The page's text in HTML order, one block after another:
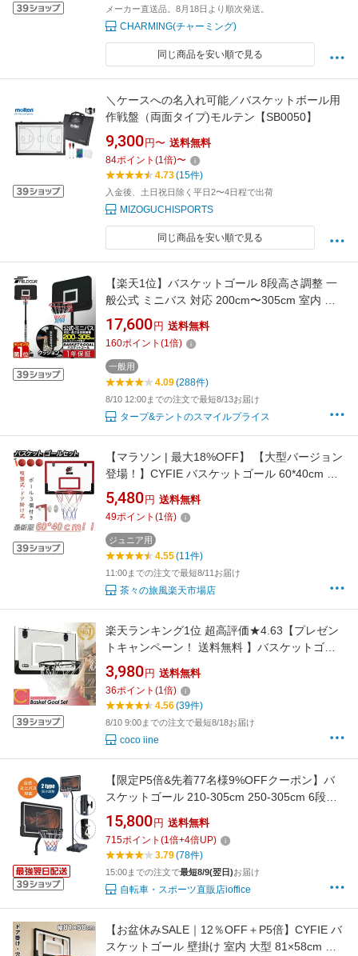
メーカー直送品。8月18日より順次発送。
CHARMING(チャーミング)
同じ商品を安い順で見る
＼ケースへの名入れ可能／バスケットボール用
作戦盤（両面タイプ)モルテン【SB0050】
9,300 円〜 送料無料
84ポイント (1倍)〜
4.73(15件)
入金後、土日祝日除く平日2〜4日程で出荷
MIZOGUCHISPORTS
同じ商品を安い順で見る
【楽天1位】バスケットゴール 8段高さ調整 一
般公式 ミニバス 対応 200cm〜305cm 室内 屋
外 家庭用 移動式 練習用 公式サイズ リング
45cm バスケットボール ミニバスケット バスケ
ゴール 5号 6号 7号 高さ8段階調節タイプ
FIELDOOR 1年保証 ■[送料無料]
17,600 円 送料無料
160ポイント (1倍)
一般用
4.09(288件)
8/10 12:00までの注文で最短8/13お届け
タープ&テントのスマイルプライス
【マラソン | 最大18%OFF】 【大型バージョン
登場！】CYFIE バスケットゴール 60*40cm 室
内 子供用 おもちゃ 屋外 家庭用 吸盤式&ドア掛
け式 子供 ミニ ボール3個 スポーツ おもちゃ バ
スケット ゴール 玩具 バックボード バスケ シュ
ート 練習 屋内用 クリスマス
5,480 円 送料無料
49ポイント (1倍)
ジュニア用
4.55(11件)
11:00までの注文で最短8/11お届け
茶々の旅風楽天市場店
楽天ランキング1位 超高評価★4.63【プレゼン
トキャンペーン！ 送料無料 】バスケットゴー
ルセット 室内 家庭用 おもちゃ リング バスケッ
トゴール バスケット ゴール セット バスケット
ボール 屋外 自宅 オフィス プレゼント 屋内用
ミニバス 子ども キッズ ジュニア
3,980 円 送料無料
36ポイント (1倍)
4.56(39件)
8/10 9:00までの注文で最短8/18お届け
coco iine
【限定P5倍&先着77名様9%OFFクーポン】バ
スケットゴール 210-305cm 250-305cm 6段階/
無段階 高さ調節 公式＆ミニバス対応 移動可
工具付き ゴールネット バックボード リング ミ
ニバス 屋外 室内 家庭用 ダンク 可 子供 体育館
屋外用 7号 7 号 室内5号 5号 270cm
15,800 円 送料無料
715ポイント (1倍+4倍UP)
3.79(78件)
15:00までの注文で最短8/9(翌日)お届け
自転車・スポーツ直販店ioffice
【お盆休みSALE｜12％OFF＋P5倍】CYFIE バ
スケットゴール 壁掛け 室内 大型 81×58cm ド